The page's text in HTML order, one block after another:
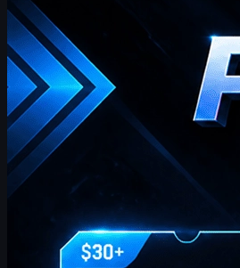
nơi bạn sẽ tìm thấy các mã Điểm Quà
đầy đủ nhất trong tuần này. Chúng tôi
tuần để mang đến cho bạn thêm Điểm
hàng của bạn đáp ứng số tiền tương
mã bên dưới để nhận điểm và đổi lấy
trong cửa hàng!
tháng 4 20, 2026